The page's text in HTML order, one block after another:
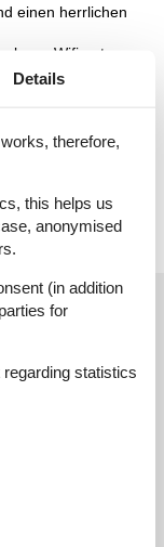
einen herrlichen
Wifi nutzen
Hotel abstellen.
Grundrisse und
aber nur zur
External reviews
Details
therefore,
this helps us
anonymised
(in addition
for
statistics